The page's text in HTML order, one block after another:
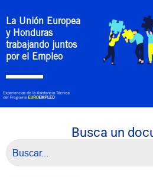
La Unión Europea
y Honduras
trabajando juntos
por el Empleo
Busca un